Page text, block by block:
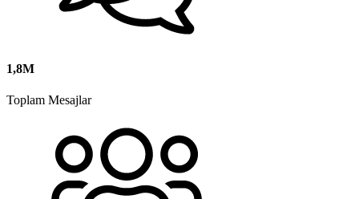
1,8M
Toplam Mesajlar